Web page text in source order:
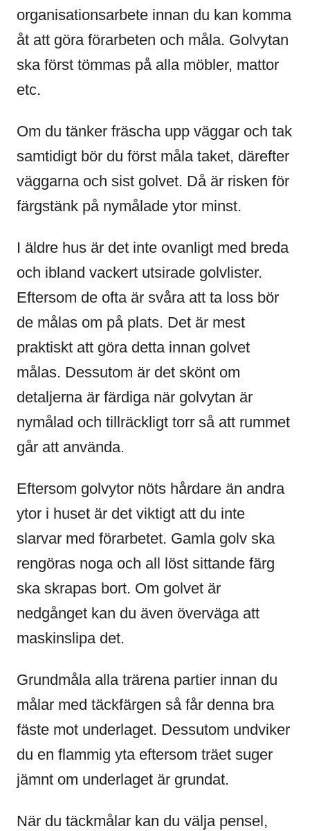
organisationsarbete innan du kan komma
åt att göra förarbeten och måla. Golvytan
ska först tömmas på alla möbler, mattor
etc.
Om du tänker fräscha upp väggar och tak
samtidigt bör du först måla taket, därefter
väggarna och sist golvet. Då är risken för
färgstänk på nymålade ytor minst.
I äldre hus är det inte ovanligt med breda
och ibland vackert utsirade golvlister.
Eftersom de ofta är svåra att ta loss bör
de målas om på plats. Det är mest
praktiskt att göra detta innan golvet
målas. Dessutom är det skönt om
detaljerna är färdiga när golvytan är
nymålad och tillräckligt torr så att rummet
går att använda.
Eftersom golvytor nöts hårdare än andra
ytor i huset är det viktigt att du inte
slarvar med förarbetet. Gamla golv ska
rengöras noga och all löst sittande färg
ska skrapas bort. Om golvet är
nedgånget kan du även överväga att
maskinslipa det.
Grundmåla alla trärena partier innan du
målar med täckfärgen så får denna bra
fäste mot underlaget. Dessutom undviker
du en flammig yta eftersom träet suger
jämnt om underlaget är grundat.
När du täckmålar kan du välja pensel,